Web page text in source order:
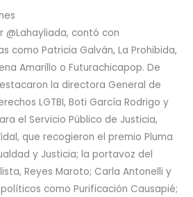
@Lahayliada, contó con
como Patricia Galván, La Prohibida,
Amarillo o Futurachicapop. De
la directora General de
LGTBI, Boti García Rodrigo y
el Servicio Público de Justicia,
que recogieron el premio Pluma
y Justicia; la portavoz del
Reyes Maroto; Carla Antonelli y
como Purificación Causapié;